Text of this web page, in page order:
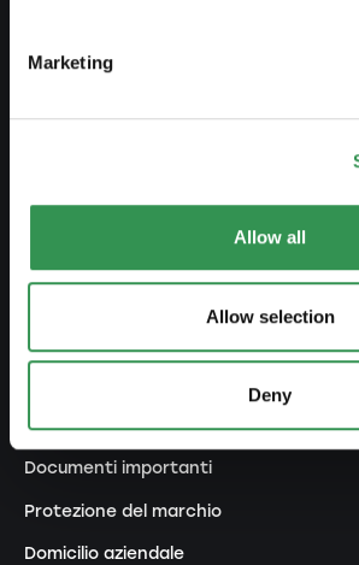
Marketing
Allow all
Allow selection
Deny
Trasformazione DI in Sagl
Trasformazione DI in SA
Trasformazione SnC in SA
Contabilità salariale
Documenti importanti
Protezione del marchio
Domicilio aziendale